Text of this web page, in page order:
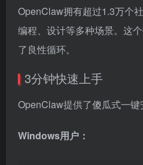
OpenClaw拥有超过1.3万个
编程、设计等多种场景。这
了良性循环。
3分钟快速上手
OpenClaw提供了傻瓜式一键
Windows用户：